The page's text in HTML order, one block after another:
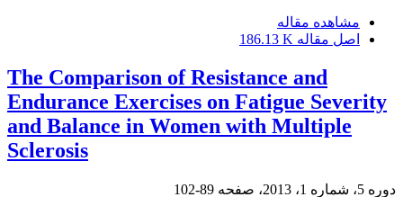
مشاهده مقاله
اصل مقاله 186.13 K
The Comparison of Resistance and
Endurance Exercises on Fatigue Severity
and Balance in Women with Multiple
Sclerosis
دوره 5، شماره 1، 2013، صفحه 89-102